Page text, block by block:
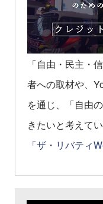
「自由・民主・
者への取材や、
を通じ、「自由
きたいと考えてい
「ザ・リバティ